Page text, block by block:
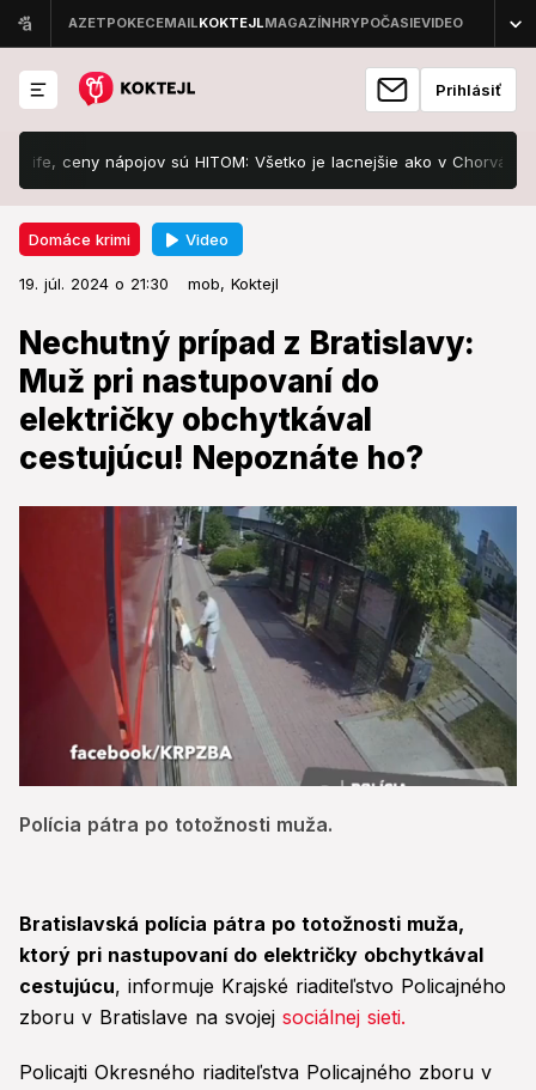
Prihlásiť
nápojov sú HITOM: Všetko je lacnejšie ako v Chorvátsku!
Domáce krimi Video
19. júl. 2024 o 21:30 mob, Koktejl
Nechutný prípad z Bratislavy:
Muž pri nastupovaní do
električky obchytkával
cestujúcu! Nepoznáte ho?
seconds
of
Polícia pátra po totožnosti muža.
Domáce krimi 19. júl. 2024 o 21:30
Nechutný prípad z Bratislavy: Muž
pri nastupovaní do električky
obchytkával cestujúcu!
Nepoznáte ho?
Polícia pátra po totožnosti muža.
Bratislavská polícia pátra po totožnosti muža,
ktorý pri nastupovaní do električky obchytkával
cestujúcu, informuje Krajské riaditeľstvo Policajného
zboru v Bratislave na svojej sociálnej sieti.
Policajti Okresného riaditeľstva Policajného zboru v